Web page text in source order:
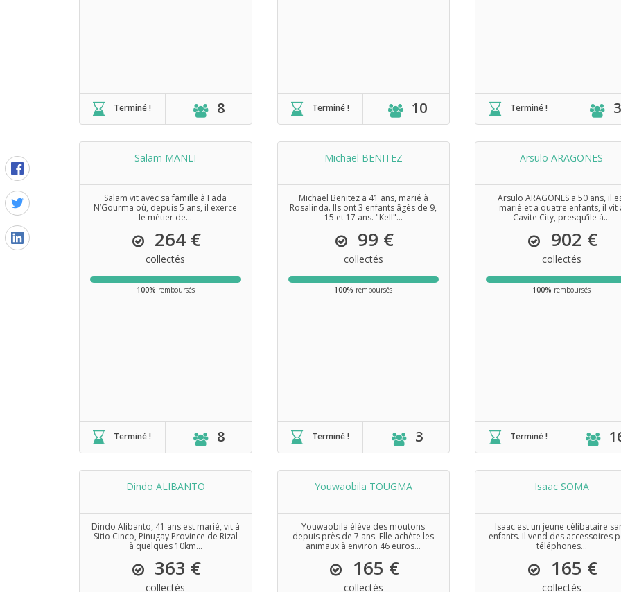
Terminé ! 8 Terminé ! 10 Terminé ! 3
Salam MANLI
Salam vit avec sa famille à Fada
N’Gourma où, depuis 5 ans, il exerce
le métier de...
264 €
collectés
100% remboursés
Terminé ! 8
Michael BENITEZ
Michael Benitez a 41 ans, marié à
Rosalinda. Ils ont 3 enfants âgés de 9,
15 et 17 ans. "Kell"...
99 €
collectés
100% remboursés
Terminé ! 3
Arsulo ARAGONES
Arsulo ARAGONES a 50 ans, il
marié et a quatre enfants, il vit
Cavite City, presqu’ile à...
902 €
collectés
100% remboursés
Terminé !
Dindo ALIBANTO
Dindo Alibanto, 41 ans est marié, vit à
Sitio Cinco, Pinugay Province de Rizal
à quelques 10km...
363 €
collectés
Youwaobila TOUGMA
Youwaobila élève des moutons
depuis près de 7 ans. Elle achète les
animaux à environ 46 euros...
165 €
collectés
Isaac SOMA
Isaac est un jeune célibataire
enfants. Il vend des accessoires
téléphones...
165 €
collectés